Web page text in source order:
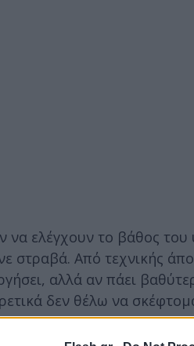
να ελέγχουν το βάθος
στραβά. Από τεχνικής
αλλά αν πάει
δεν θέλω να